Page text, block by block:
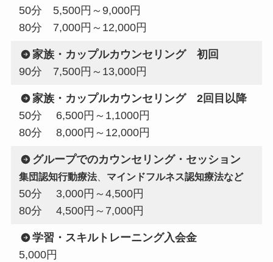
50分 5,500円～9,000円
80分 7,000円～12,000円
家族・カップルカウンセリング 初回
90分 7,500円～13,000円
家族・カップルカウンセリング
2回目以降
50分 6,500円～1,1000円
80分 8,000円～12,000円
グループでのカウンセリング・セッション
集団認知行動療法、 マインドフルネス認知療法など
50分 3,000円～4,500円
80分 4,500円～7,000円
学習・スキルトレーニング入会金
5,000円